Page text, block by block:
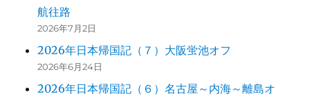
航往路
2026年7月2日
2026年日本帰国記（７）大阪蛍池オフ
2026年6月24日
2026年日本帰国記（６）名古屋～内海～離島オ